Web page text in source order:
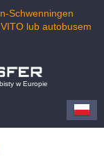
Schwenningen
lub autobusem
w Europie